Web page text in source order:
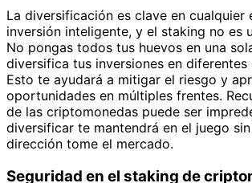
La diversificación es clave en cualquier
inversión inteligente, y el staking no es
No pongas todos tus huevos en una
diversifica tus inversiones en diferentes
Esto te ayudará a mitigar el riesgo y
oportunidades en múltiples frentes.
de las criptomonedas puede ser
diversificar te mantendrá en el juego
dirección tome el mercado.
Seguridad en el staking de